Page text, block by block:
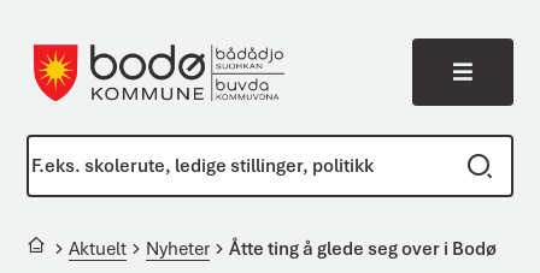
Meny
Du er her:
Aktuelt Nyheter Åtte ting å glede seg over i Bodø